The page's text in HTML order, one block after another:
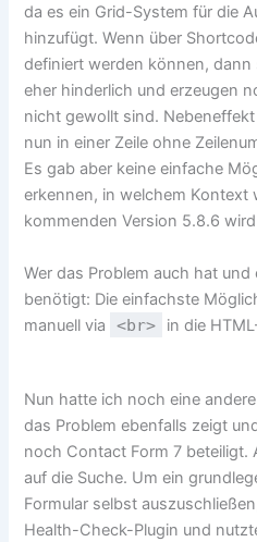
da es ein Grid-System für die
hinzufügt. Wenn über
definiert werden können, dann
eher hinderlich und erzeugen
nicht gewollt sind.
nun in einer Zeile ohne
Es gab aber keine einfache
erkennen, in welchem Kontext
kommenden Version 5.8.6
Wer das Problem auch hat
benötigt: Die einfachste
manuell via
<br> in die
Nun hatte ich noch eine
das Problem ebenfalls zeigt
noch Contact Form 7 beteiligt.
auf die Suche. Um ein
Formular selbst
Health-Check-Plugin und